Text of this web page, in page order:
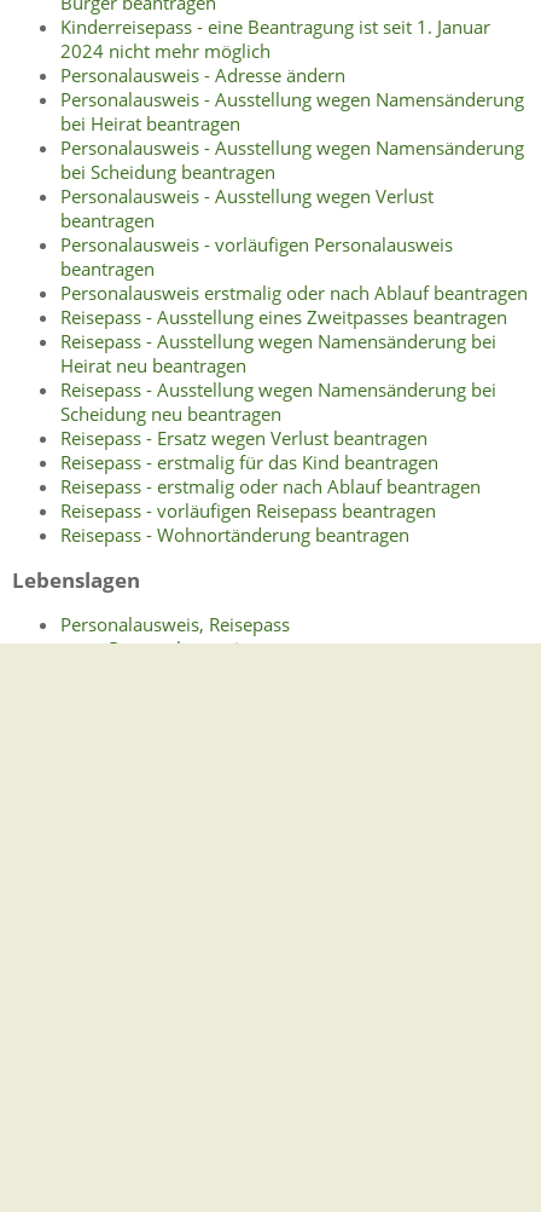
Kinderreisepass - eine Beantragung ist seit 1. Januar
2024 nicht mehr möglich
Personalausweis - Adresse ändern
Personalausweis - Ausstellung wegen Namensänderung
bei Heirat beantragen
Personalausweis - Ausstellung wegen Namensänderung
bei Scheidung beantragen
Personalausweis - Ausstellung wegen Verlust
beantragen
Personalausweis - vorläufigen Personalausweis
beantragen
Personalausweis erstmalig oder nach Ablauf beantragen
Reisepass - Ausstellung eines Zweitpasses beantragen
Reisepass - Ausstellung wegen Namensänderung bei
Heirat neu beantragen
Reisepass - Ausstellung wegen Namensänderung bei
Scheidung neu beantragen
Reisepass - Ersatz wegen Verlust beantragen
Reisepass - erstmalig für das Kind beantragen
Reisepass - erstmalig oder nach Ablauf beantragen
Reisepass - vorläufigen Reisepass beantragen
Reisepass - Wohnortänderung beantragen
Lebenslagen
Personalausweis, Reisepass
Personalausweis